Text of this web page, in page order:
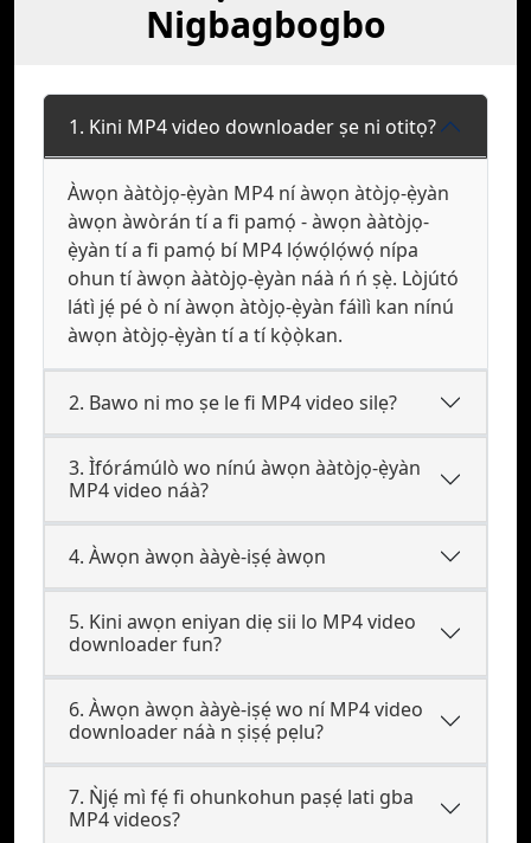
Nigbagbogbo
1. Kini MP4 video downloader ṣe ni otitọ?
Àwọn ààtòjọ-ẹ̀yàn MP4 ní àwọn àtòjọ-ẹ̀yàn
àwọn àwòrán tí a fi pamọ́ - àwọn ààtòjọ-
ẹ̀yàn tí a fi pamọ́ bí MP4 lọ́wọ́lọ́wọ́ nípa
ohun tí àwọn ààtòjọ-ẹ̀yàn náà ń ń ṣẹ̀. Lòjútó
látì jẹ́ pé ò ní àwọn àtòjọ-ẹ̀yàn fáìlì kan nínú
àwọn àtòjọ-ẹ̀yàn tí a tí kọ̀ọ̀kan.
2. Bawo ni mo ṣe le fi MP4 video silẹ?
3. Ìfórámúlò wo nínú àwọn ààtòjọ-ẹ̀yàn
MP4 video náà?
4. Àwọn àwọn ààyè-iṣẹ́ àwọn
5. Kini awọn eniyan diẹ sii lo MP4 video
downloader fun?
6. Àwọn àwọn ààyè-iṣẹ́ wo ní MP4 video
downloader náà n ṣiṣẹ́ pẹlu?
7. Ǹjẹ́ mì fẹ́ fi ohunkohun paṣẹ́ lati gba
MP4 videos?